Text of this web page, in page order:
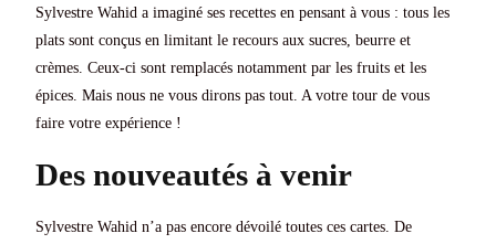
Sylvestre Wahid a imaginé ses recettes en pensant à vous : tous les
plats sont conçus en limitant le recours aux sucres, beurre et
crèmes. Ceux-ci sont remplacés notamment par les fruits et les
épices. Mais nous ne vous dirons pas tout. A votre tour de vous
faire votre expérience !
Des nouveautés à venir
Sylvestre Wahid n’a pas encore dévoilé toutes ces cartes. De